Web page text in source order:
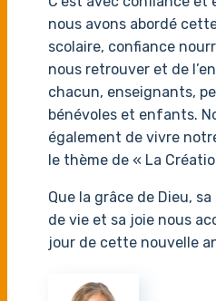
nous avons abordé
scolaire, confiance
nous retrouver et de
chacun, enseignants,
bénévoles et enfants.
également de vivre
le thème de « La
Que la grâce de Dieu,
de vie et sa joie nous
jour de cette nouvelle